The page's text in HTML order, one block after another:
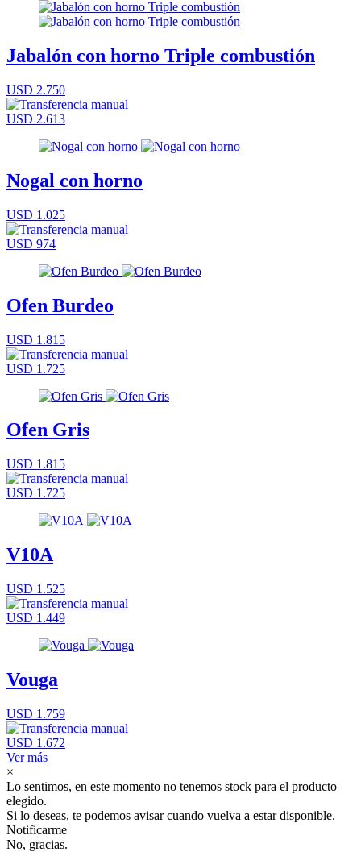
Jabalón con horno Triple combustión
USD 2.750
USD 2.613
Nogal con horno
USD 1.025
USD 974
Ofen Burdeo
USD 1.815
USD 1.725
Ofen Gris
USD 1.815
USD 1.725
V10A
USD 1.525
USD 1.449
Vouga
USD 1.759
USD 1.672
Ver más
×
Lo sentimos, en este momento no tenemos stock para el producto
elegido.
Si lo deseas, te podemos avisar cuando vuelva a estar disponible.
Notificarme
No, gracias.